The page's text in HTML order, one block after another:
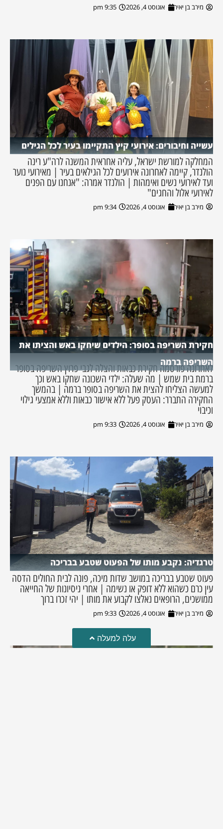
מירב בן יאיר אוגוסט 4, 2026 9:35 pm
עשייה וחיבורים: אירועי קיץ התקיימו בעיר לכל הגילים
המחלקה למורשת ישראל, עליה אחראית המשנה לרה"ע רינה
הולנדר, קיימה לאחרונה אירועים לכל הגילאים בעיר | מאירועי נוער
ועד לאירועי נשים ואימהות | הולנדר אמרה: "אנחנו עם הפנים
לאירועי אלול והחגים"
מירב בן יאיר אוגוסט 4, 2026 9:34 pm
חקירת השריפה בסופר: הילדים שיחקו באש והציתו את
השריפה ברמה
לאחרונה פורסמה חקירת כבאות והצלה לגבי פרוץ השריפה בסופר
ברמת בית שמש | מה שעלה: ילדי השכונה שחקו באש וכך
למעשה הצליחו להצית את השריפה בסופר ברמה | בהמשך
החקירה התברר: העסק פעל ללא אישור כבאות וללא אמצעי גילוי
וכיבוי
מירב בן יאיר אוגוסט 4, 2026 9:33 pm
טרגדיה: נקבע מותו של הפעוט שטבע בבריכה
פעוט שטבע בבריכה במושב שדות מיכה, פונה לבית החולים הדסה
עין כרם כשהוא ללא דופק או נשימה | אחרי ניסיונות של החייאה
ממושכים, הרופאים נאלצו לקבוע את מותו | יהי זכרו ברוך
מירב בן יאיר אוגוסט 4, 2026 9:33 pm
עלה למעלה